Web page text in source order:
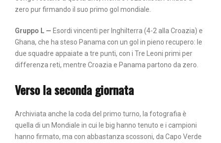
zero pur firmando il suo primo gol mondiale.
Gruppo L — Esordi vincenti per Inghilterra (4-2 alla Croazia) e
Ghana, che ha steso Panama con un gol in pieno recupero: le
due squadre appaiate a tre punti, con i Tre Leoni primi per
differenza reti, mentre Croazia e Panama partono da zero.
Verso la seconda giornata
Archiviata anche la coda del primo turno, la fotografia è
quella di un Mondiale in cui le big hanno tenuto e i campioni
hanno firmato, ma con abbastanza scossoni, da Capo Verde